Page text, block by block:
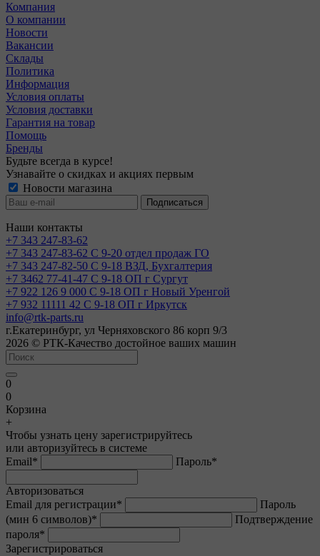
Компания
О компании
Новости
Вакансии
Склады
Политика
Информация
Условия оплаты
Условия доставки
Гарантия на товар
Помощь
Бренды
Будьте всегда в курсе!
Узнавайте о скидках и акциях первым
Новости магазина
Наши контакты
+7 343 247-83-62
+7 343 247-83-62 С 9-20 отдел продаж ГО
+7 343 247-82-50 С 9-18 ВЗД, Бухгалтерия
+7 3462 77-41-47 С 9-18 ОП г Сургут
+7 922 126 9 000 С 9-18 ОП г Новый Уренгой
+7 932 11111 42 С 9-18 ОП г Иркутск
info@rtk-parts.ru
г.Екатеринбург, ул Черняховского 86 корп 9/3
2026 © РТК-Качество достойное ваших машин
0
0
Корзина
+
Чтобы узнать цену зарегистрируйтесь
или авторизуйтесь в системе
Email* Пароль*
Авторизоваться
Email для регистрации*
Пароль
(мин 6 символов)*
Подтверждение
пароля*
Зарегистрироваться